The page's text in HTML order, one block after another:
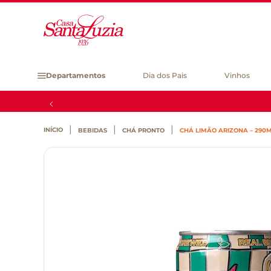
Departamentos Dia dos Pais Vinhos
BEBIDAS CHÁ PRONTO CHÁ LIMÃO ARIZONA –